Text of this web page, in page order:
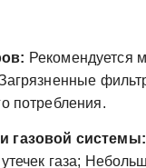
Рекомендуется
потребления.
газовой системы:
газа;